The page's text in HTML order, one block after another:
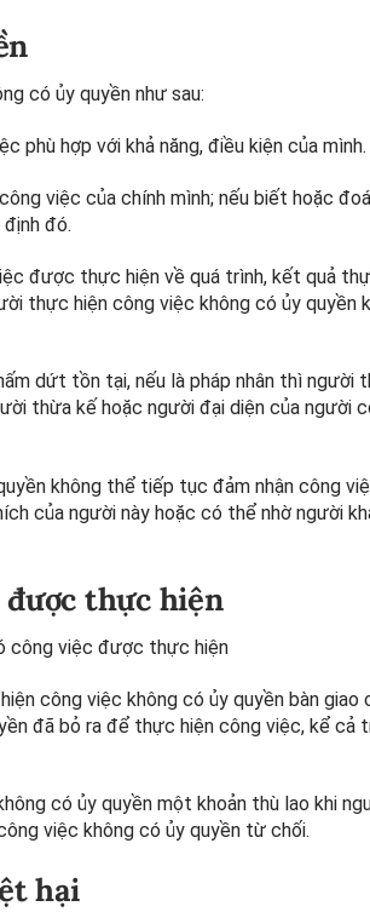
có ủy quyền như sau:
phù hợp với khả năng, điều kiện của mình.
việc của chính mình; nếu biết hoặc
đó.
được thực hiện về quá trình, kết quả
thực hiện công việc không có ủy quyền
dứt tồn tại, nếu là pháp nhân thì người
thừa kế hoặc người đại diện của người
không thể tiếp tục đảm nhận công
của người này hoặc có thể nhờ người
được thực hiện
công việc được thực hiện
công việc không có ủy quyền bàn giao
đã bỏ ra để thực hiện công việc, kể cả
có ủy quyền một khoản thù lao khi
việc không có ủy quyền từ chối.
hại